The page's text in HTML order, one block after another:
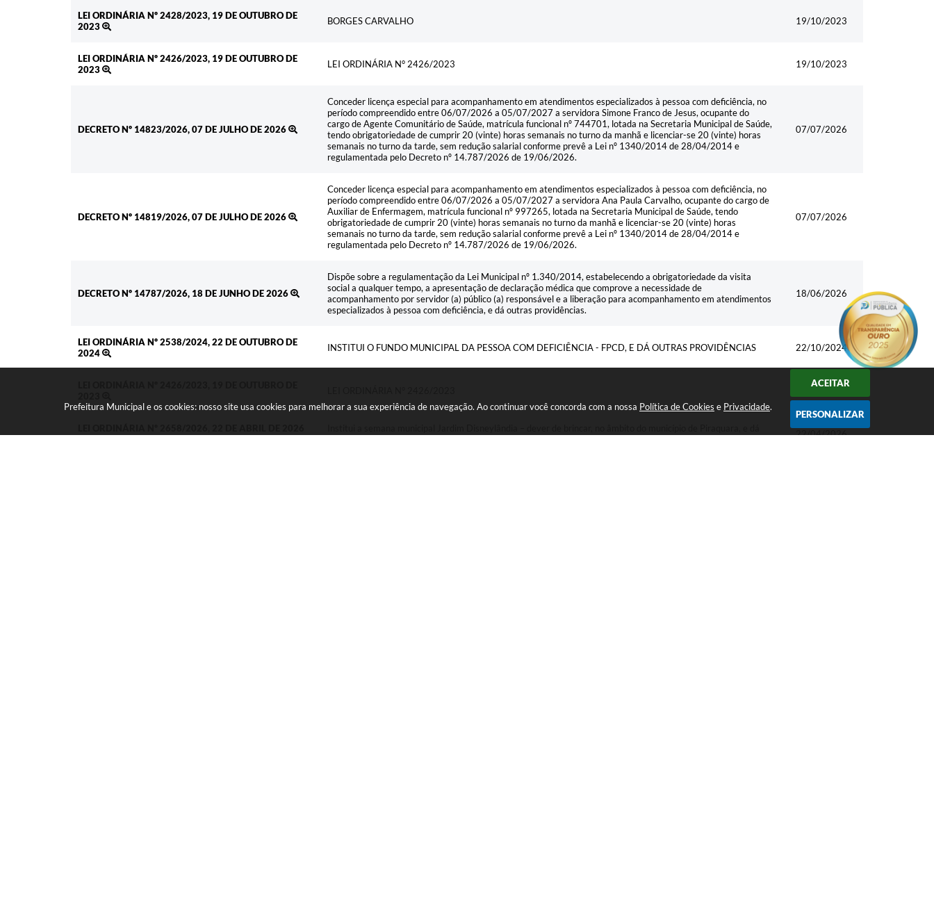
Prefeitura Municipal e os cookies: nosso site usa cookies para melhorar a sua experiência de navegação. Ao continuar você concorda com a nossa Política de Cookies e Privacidade.
ACEITAR
PERSONALIZAR
LEI ORDINÁRIA Nº 2428/2023, 19 DE OUTUBRO DE
2023
BORGES CARVALHO 19/10/2023
LEI ORDINÁRIA Nº 2426/2023, 19 DE OUTUBRO DE
2023
LEI ORDINÁRIA N° 2426/2023 19/10/2023
DECRETO Nº 14823/2026, 07 DE JULHO DE 2026
Conceder licença especial para acompanhamento em atendimentos especializados à pessoa com deficiência, no
período compreendido entre 06/07/2026 a 05/07/2027 a servidora Simone Franco de Jesus, ocupante do
cargo de Agente Comunitário de Saúde, matrícula funcional nº 744701, lotada na Secretaria Municipal de Saúde,
tendo obrigatoriedade de cumprir 20 (vinte) horas semanais no turno da manhã e licenciar-se 20 (vinte) horas
semanais no turno da tarde, sem redução salarial conforme prevê a Lei nº 1340/2014 de 28/04/2014 e
regulamentada pelo Decreto nº 14.787/2026 de 19/06/2026.
07/07/2026
DECRETO Nº 14819/2026, 07 DE JULHO DE 2026
Conceder licença especial para acompanhamento em atendimentos especializados à pessoa com deficiência, no
período compreendido entre 06/07/2026 a 05/07/2027 a servidora Ana Paula Carvalho, ocupante do cargo de
Auxiliar de Enfermagem, matrícula funcional nº 997265, lotada na Secretaria Municipal de Saúde, tendo
obrigatoriedade de cumprir 20 (vinte) horas semanais no turno da manhã e licenciar-se 20 (vinte) horas
semanais no turno da tarde, sem redução salarial conforme prevê a Lei nº 1340/2014 de 28/04/2014 e
regulamentada pelo Decreto nº 14.787/2026 de 19/06/2026.
07/07/2026
DECRETO Nº 14787/2026, 18 DE JUNHO DE 2026
Dispõe sobre a regulamentação da Lei Municipal nº 1.340/2014, estabelecendo a obrigatoriedade da visita
social a qualquer tempo, a apresentação de declaração médica que comprove a necessidade de
acompanhamento por servidor (a) público (a) responsável e a liberação para acompanhamento em atendimentos
especializados à pessoa com deficiência, e dá outras providências.
18/06/2026
LEI ORDINÁRIA Nº 2538/2024, 22 DE OUTUBRO DE
2024
INSTITUI O FUNDO MUNICIPAL DA PESSOA COM DEFICIÊNCIA - FPCD, E DÁ OUTRAS PROVIDÊNCIAS 22/10/2024
19/10/2023
outras providências.
22/04/2026